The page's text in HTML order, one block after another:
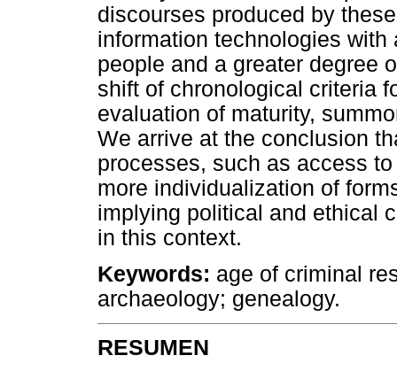
discourses produced by
information technologies
people and a greater degree
shift of chronological criteria
evaluation of maturity,
We arrive at the conclusion
processes, such as access
more individualization of
implying political and ethical
in this context.
Keywords: age of criminal
archaeology; genealogy.
RESUMEN